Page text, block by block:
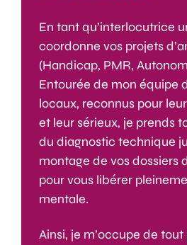
En tant qu’interlocutrice
coordonne vos projets
(Handicap, PMR,
Entourée de mon équipe
locaux, reconnus pour
et leur sérieux, je prends
du diagnostic technique
montage de vos dossiers
pour vous libérer
mentale.
Ainsi, je m’occupe de